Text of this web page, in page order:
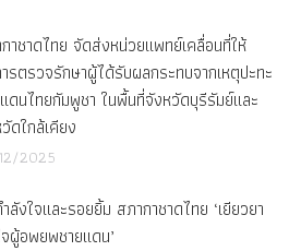
าชาดไทย จัดส่งหน่วยแพทย์เคลื่อนที่ให้
รตรวจรักษาผู้ได้รับผลกระทบจากเหตุปะทะ
ดนไทยกัมพูชา ในพื้นที่จังหวัดบุรีรัมย์และ
ดใกล้เคียง
2025
ลังใจและรอยยิ้ม สภากาชาดไทย ‘เยียวยา
ผู้อพยพชายแดน’